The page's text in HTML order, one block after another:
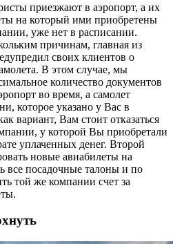
приезжают в аэропорт, а их
на который ими приобретены
уже нет в расписании.
причинам, главная из
своих клиентов о
В этом случае, мы
количество документов
во время, а самолет
которое указано у Вас в
вариант, Вам стоит отказаться
у которой Вы приобретали
уплаченных денег. Второй
новые авиабилеты на
все посадочные талоны и по
той же компании счет за